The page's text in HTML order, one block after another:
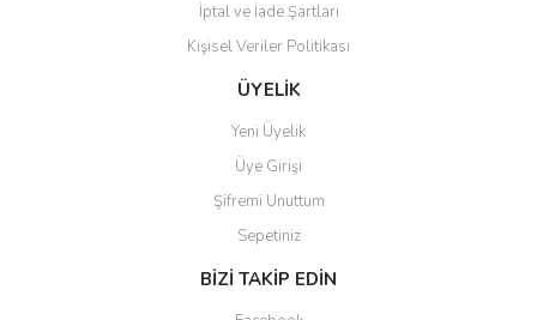
İptal ve İade Şartları
Kişisel Veriler Politikası
ÜYELİK
Yeni Üyelik
Üye Girişi
Şifremi Unuttum
Sepetiniz
BİZİ TAKİP EDİN